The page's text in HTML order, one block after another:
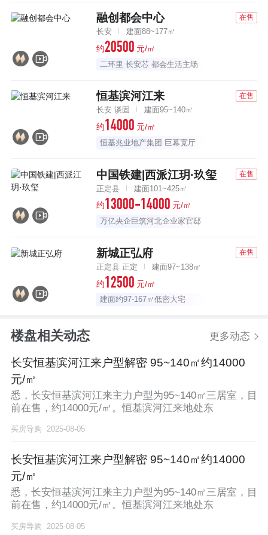
融创都会中心 在售
长安 建面88~177㎡
约20500 元/㎡
二环里 长安芯 都会生活主场
恒基滨河江来 在售
长安 谈固 建面95~140㎡
约14000 元/㎡
恒基兆业地产集团 巨幕宽厅
中国铁建|西派江玥·玖玺 在售
正定县 建面101~425㎡
约13000-14000 元/㎡
万亿央企巨筑河北企业家官邸
新城正弘府 在售
正定县 正定 建面97~138㎡
约12500 元/㎡
建面约97-167㎡低密大宅
楼盘相关动态 更多动态
长安恒基滨河江来户型解密 95~140㎡约14000
元/㎡
悉，长安恒基滨河江来主力户型为95~140㎡三居室，目
前在售，约14000元/㎡。恒基滨河江来地处东
买房导购 2025-08-05
长安恒基滨河江来户型解密 95~140㎡约14000
元/㎡
悉，长安恒基滨河江来主力户型为95~140㎡三居室，目
前在售，约14000元/㎡。恒基滨河江来地处东
买房导购 2025-08-05